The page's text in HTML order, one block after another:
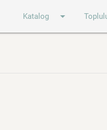
Katalog arrow_drop_down